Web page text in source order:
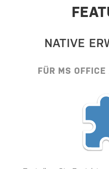
NATIVE
FÜR MS